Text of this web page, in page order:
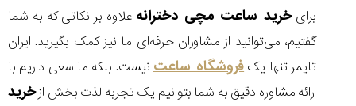
برایخرید ساعت مچی دخترانه علاوه بر نکاتی که به شما
گفتیم، می‌توانید از مشاوران حرفه‌ای ما نیز کمک بگیرید. ایران
تایمر تنها یک فروشگاه ساعتنیست. بلکه ما سعی داریم با
ارائه مشاوره دقیق به شما بتوانیم یک تجربه لذت بخش ازخرید